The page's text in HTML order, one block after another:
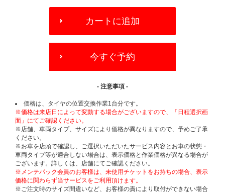
OPTIONS
カートに追加
今すぐ予約
- 注意事項 -
価格は、タイヤの位置交換作業1台分です。
※価格は来店日によって変動する場合がございますので、「日程選択画
面」にてご確認ください。
※店舗、車両タイプ、サイズにより価格が異なりますので、予めご了承
ください。
※お車を店頭で確認し、ご選択いただいたサービス内容とお車の状態・
車両タイプ等が適合しない場合は、表示価格と作業価格が異なる場合が
ございます。詳しくは、店舗にてご確認ください。
※メンテパック会員のお客様は、未使用チケットをお持ちの場合、表示
価格に関わらず当サービスをご利用頂けます。
※ご注文時のサイズ間違いなど、お客様の責により取付ができない場合